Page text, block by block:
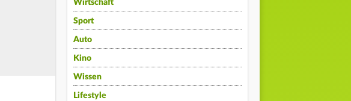
Wirtschaft
Sport
Auto
Kino
Wissen
Lifestyle